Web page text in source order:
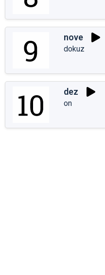
nove
dokuz
dez
on